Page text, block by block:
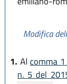
Modifica
1. Al comma
n. 5 del